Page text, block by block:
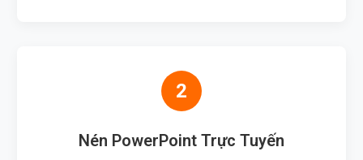
2
Nén PowerPoint Trực Tuyến